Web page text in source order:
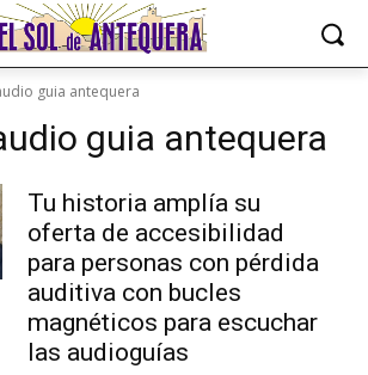
guia antequera
guia antequera
Tu historia amplía su
oferta de accesibilidad
para personas con pérdida
auditiva con bucles
magnéticos para escuchar
las audioguías